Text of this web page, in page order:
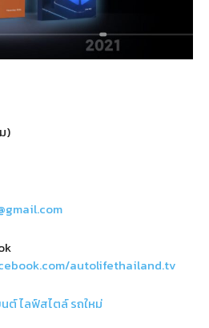
)
autolifethailand.tv
ต์ไลฟ์สไตล์รถใหม่